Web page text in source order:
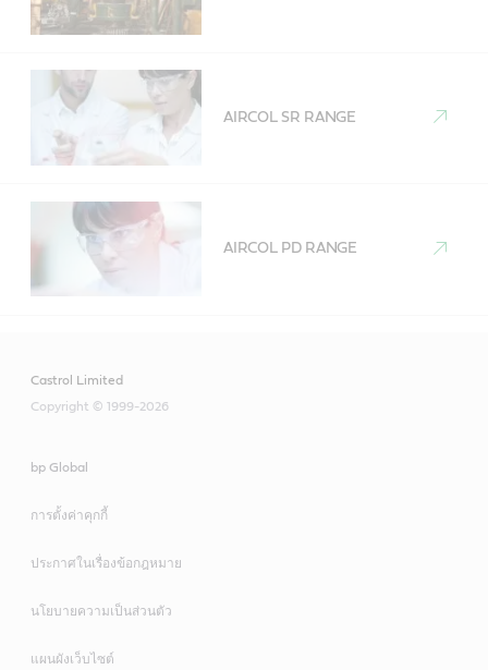
AIRCOL SR RANGE
AIRCOL PD RANGE
Castrol Limited
Copyright © 1999-2026
bp Global
การตั้งค่าคุกกี้
ประกาศในเรื่องข้อกฎหมาย
นโยบายความเป็นส่วนตัว
แผนผังเว็บไซต์